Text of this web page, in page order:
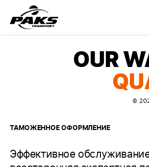
OUR
©
ТАМОЖЕННОЕ ОФОРМЛЕНИЕ
Эффективное